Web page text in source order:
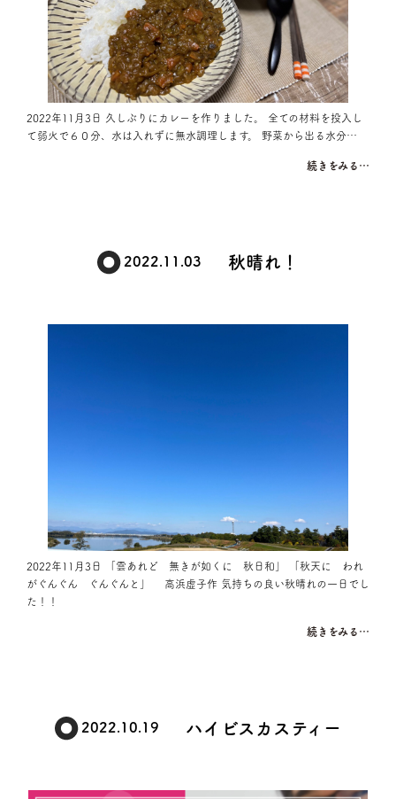
2022年11月3日 久しぶりにカレーを作りました。 全ての材料を投入し
て弱火で６０分、水は入れずに無水調理します。 野菜から出る水分…
続きをみる…
2022.11.03 秋晴れ！
2022年11月3日 「雲あれど 無きが如くに 秋日和」 「秋天に われ
がぐんぐん ぐんぐんと」 高浜虚子作 気持ちの良い秋晴れの一日でし
た！！
続きをみる…
2022.10.19 ハイビスカスティー